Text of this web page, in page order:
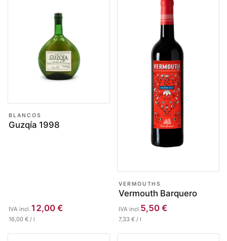
BLANCOS
Guzqía 1998
12,00 €
IVA incl.
16,00 € / l
VERMOUTHS
Vermouth Barquero
5,50€
IVA incl.
7,33€/ l